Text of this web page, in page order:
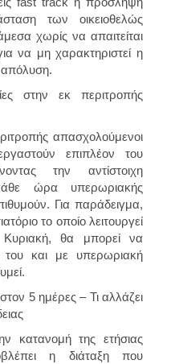
των οικειοθελώς
χωρίς να απαιτείται
να μη χαρακτηριστεί η
στην εκ περιτροπής
απασχολούμενοι
επιπλέον του
την αντίστοιχη
ώρα υπερωριακής
Για παράδειγμα,
το οποίο λειτουργεί
θα μπορεί να
του και με υπερωριακή
5 ημέρες – Τι αλλάζει
κατανομή της ετήσιας
η διάταξη που